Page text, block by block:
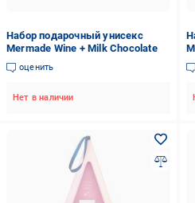
Набор подарочный унисекс
Mermade Wine + Milk Chocolate
оценить
Нет в наличии